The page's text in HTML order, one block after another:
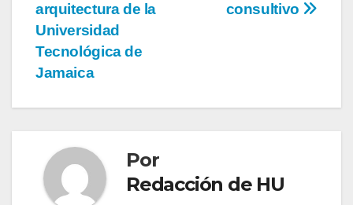
consultivo
arquitectura de la
Universidad
Tecnológica de
Jamaica
Por
Redacción de HU